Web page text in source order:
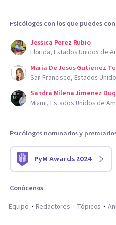
Psicólogos con los que puedes
Jessica Perez Rubio
Florida, Estados Unidos de
Maria De Jesus Gutierrez
San Francisco, Estados
Sandra Milena Jimenez
Miami, Estados Unidos de
Psicólogos nominados y
PyM Awards 2024
Conócenos
Equipo
Redactores Tópicos